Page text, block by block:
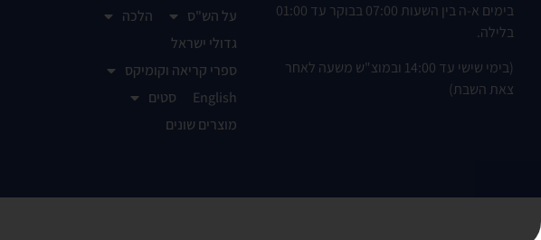
בימים א-ה בין השעות 07:00 בבוקר עד 01:00
בלילה.
(בימי שישי עד 14:00 ובמוצ"ש משעה לאחר
צאת השבת)
על הש"ס
הלכה
גדולי ישראל
ספרי קריאה וקומיקס
English
סטים
מוצרים שונים